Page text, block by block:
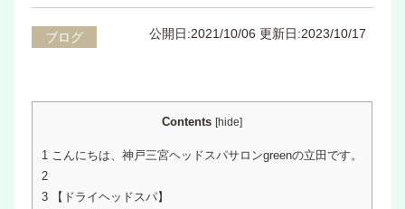
ブログ 公開日:2021/10/06 更新日:2023/10/17
Contents [hide]
1 こんにちは、神戸三宮ヘッドスパサロンgreenの立田です。
2
3 【ドライヘッドスパ】